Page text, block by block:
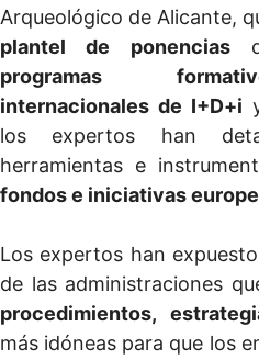
Arqueológico de Alicante,
plantel de ponencias
programas
internacionales de I+D+i
los expertos han
herramientas e
fondos e iniciativas
Los expertos han
de las administraciones
procedimientos,
más idóneas para que los